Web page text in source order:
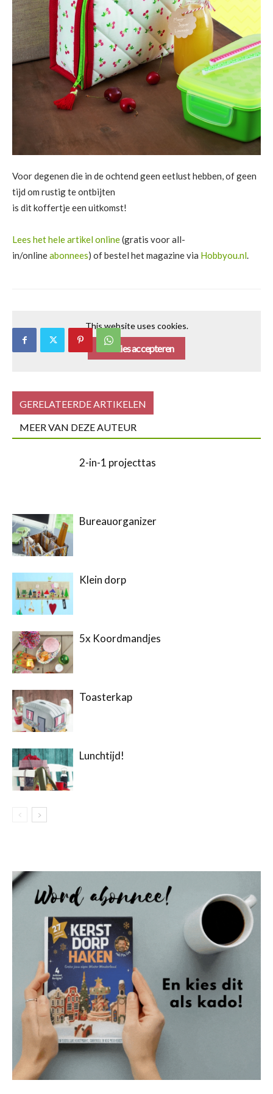
Voor degenen die in de ochtend geen eetlust hebben, of geen
tijd om rustig te ontbijten
is dit koffertje een uitkomst!
Lees het hele artikel online(gratis voor all-
in/onlineabonnees) of bestel het magazine via Hobbyou.nl.
This website uses cookies.
Cookies accepteren
GERELATEERDE ARTIKELEN
MEER VAN DEZE AUTEUR
2-in-1 projecttas
Bureauorganizer
Klein dorp
5x Koordmandjes
Toasterkap
Lunchtijd!